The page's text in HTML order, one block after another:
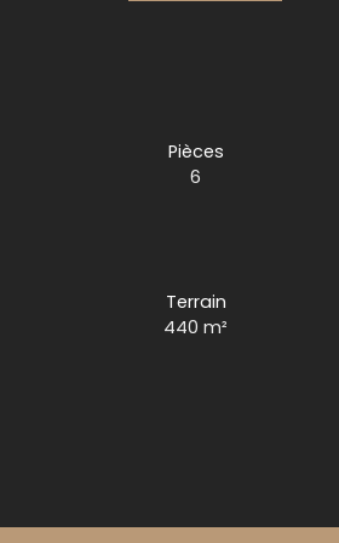
Pièces
6
Terrain
440m²